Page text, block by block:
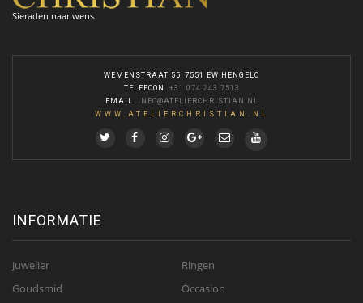
Sieraden naar wens
WEMENSTRAAT 55, 7551 EW HENGELO
TELEFOON
+31 074 243 7513
EMAIL
INFO@ATELIERCHRISTIAN.NL
WWW.ATELIERCHRISTIAN.NL
INFORMATIE
Juwelier
Goudsmid
Ringen
Occasion